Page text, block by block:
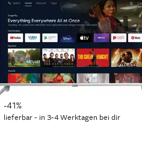
STRONG
SRT 43UD6593 LED-Fernseher
108 cm/43 Zoll
Diagonale
LCD Bildschirmtechnologie
4K Ultra HD Auflösung
Produktdatenblatt
296,52 € UVP499,00 €
14,73 €
-41%
lieferbar - in 3-4 Werktagen bei dir